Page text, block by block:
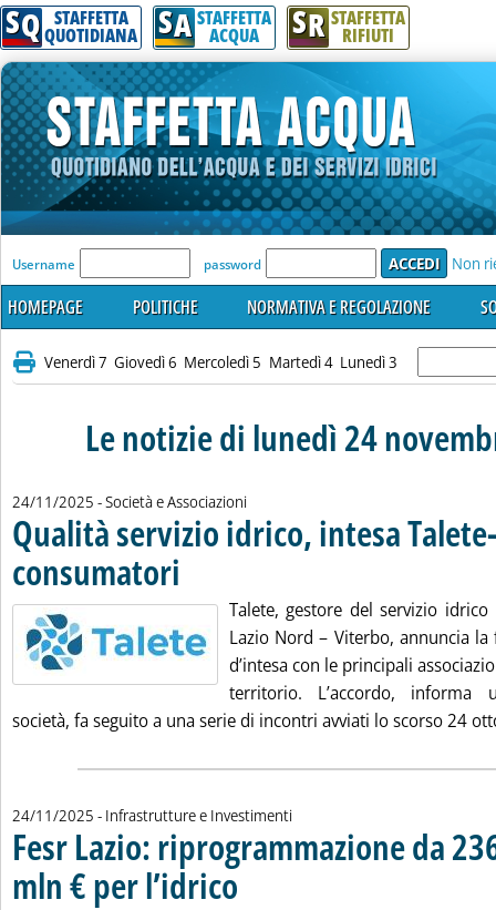
SQ STAFFETTA
QUOTIDIANA SA STAFFETTA
ACQUA SR STAFFETTA
RIFIUTI
'Modulo Login per accedere'
Username password Non
HOMEPAGE POLITICHE NORMATIVA E REGOLAZIONE
Venerdì 7 Giovedì 6 Mercoledì 5 Martedì 4 Lunedì 3
Le notizie di lunedì 24
24/11/2025 - Società e Associazioni
Qualità servizio idrico, intesa
consumatori
Talete, gestore del servizio
Lazio Nord – Viterbo, annuncia
d’intesa con le principali
territorio. L’accordo, informa
società, fa seguito a una serie di incontri avviati lo scorso 24
24/11/2025 - Infrastrutture e Investimenti
Fesr Lazio: riprogrammazione da
mln € per l’idrico. Pubblicata lunedì 24 novembre 2025 alle